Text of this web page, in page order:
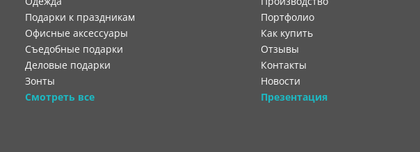
Подарки к праздникам
Офисные аксессуары
Съедобные подарки
Деловые подарки
Зонты
Смотреть все
портфолио
как купить
отзывы
контакты
новости
Презентация